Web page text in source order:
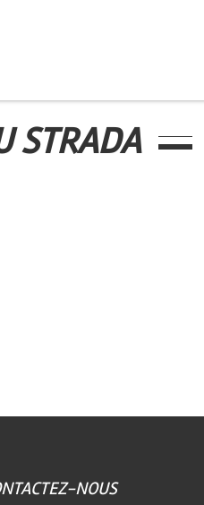
STRADA
NOUS